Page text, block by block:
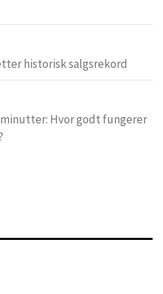
historisk salgsrekord
Hvor godt fungerer